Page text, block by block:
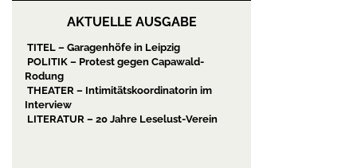
AKTUELLE AUSGABE
TITEL – Garagenhöfe in Leipzig
POLITIK – Protest gegen Capawald-
Rodung
THEATER – Intimitätskoordinatorin im
Interview
LITERATUR – 20 Jahre Leselust-Verein